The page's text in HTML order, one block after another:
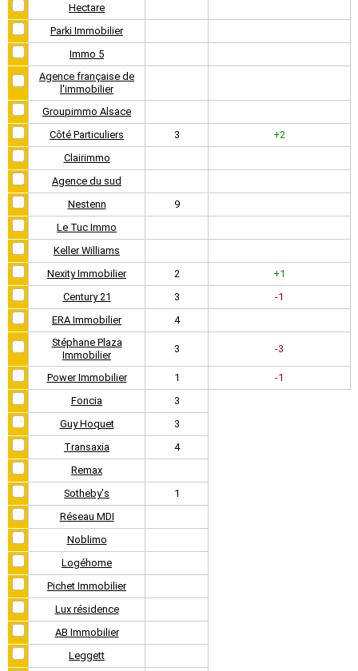
Hectare
Parki Immobilier
Immo 5
Agence française de
l'immobilier
Groupimmo Alsace
Côté Particuliers
3
+2
Clairimmo
Agence du sud
Nestenn
9
Le Tuc Immo
Keller Williams
Nexity Immobilier
2
+1
Century 21
3
-1
ERA Immobilier
4
Stéphane Plaza
Immobilier
3 -3
Power Immobilier 1
-1
Foncia
3
Guy Hoquet
3
Transaxia
4
Remax
Sotheby's
1
Réseau MDI
Noblimo
Logéhome
Pichet Immobilier
Lux résidence
AB Immobilier
Leggett